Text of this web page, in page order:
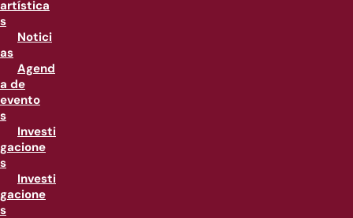
artística
s
Notici
as
Agend
a de
evento
s
Investi
gacione
s
Investi
gacione
s